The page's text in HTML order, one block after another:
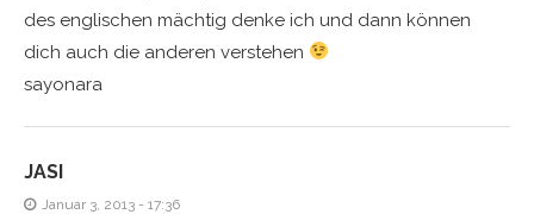
des englischen mächtig denke ich und dann können
dich auch die anderen verstehen
sayonara
JASI
Januar 3, 2013 - 17:36